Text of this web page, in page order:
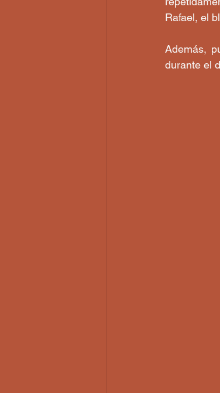
Rafael, el
Además,
durante el